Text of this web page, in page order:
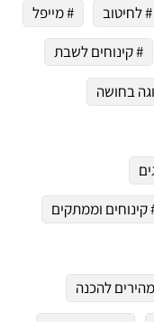
# לחיטוב
# מייפל
# קינוחים לשבת
בחושה
קינוחים וממתקים
להכנה